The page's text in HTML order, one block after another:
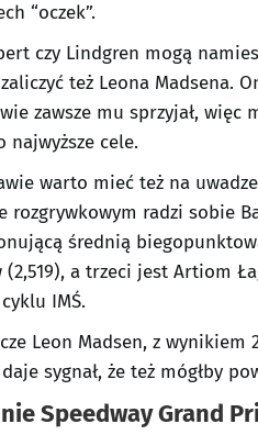
“oczek”.
czy Lindgren mogą
też Leona Madsena.
zawsze mu sprzyjał, więc
najwyższe cele.
warto mieć też na
radzi sobie
średnią
a trzeci jest Artiom
IMŚ.
Leon Madsen, z wynikiem
sygnał, że też mógłby
Speedway Grand